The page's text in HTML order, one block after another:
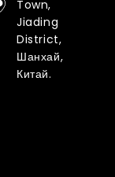
Town,
Jiading
District,
Шанхай,
Китай.